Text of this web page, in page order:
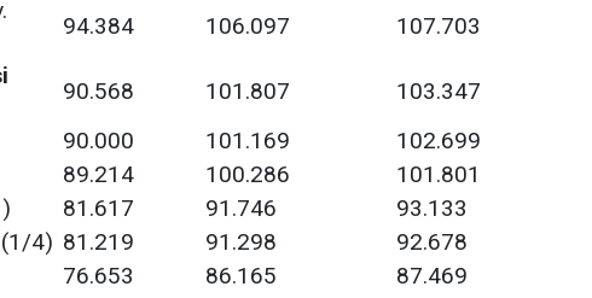
94.384 106.097
107.703
90.568 101.807
103.347
90.000 101.169
102.699
89.214 100.286
101.801
81.617 91.746
93.133
(1/4) 81.219 91.298
92.678
76.653 86.165
87.469